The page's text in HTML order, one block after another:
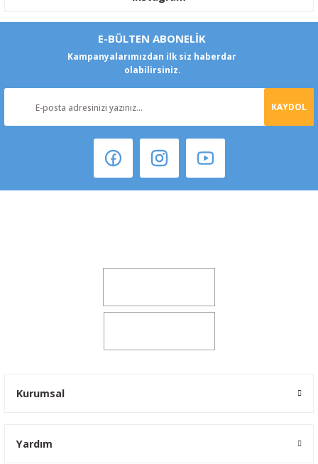
E-BÜLTEN ABONELİK
Kampanyalarımızdan ilk siz haberdar
olabilirsiniz.
KAYDOL
Kurumsal
Yardım